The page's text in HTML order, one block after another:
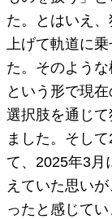
た。とはいえ
上げて軌道に
た。そのよう
という形で現
選択肢を通じ
ました。そし
て、2025年3月
えていた思い
ったと感じて